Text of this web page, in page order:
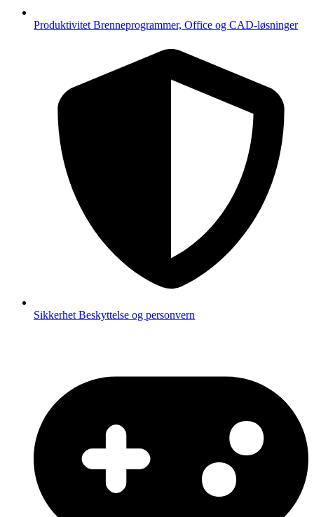
Produktivitet Brenneprogrammer, Office og CAD-løsninger
Sikkerhet Beskyttelse og personvern